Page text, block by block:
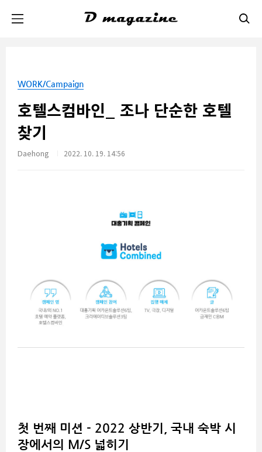
WORK/Campaign
호텔스컴바인_ 조나 단순한 호텔
찾기
Daehong 2022. 10. 19. 14:56
첫 번째 미션 - 2022 상반기, 국내 숙박 시
장에서의 M/S 넓히기